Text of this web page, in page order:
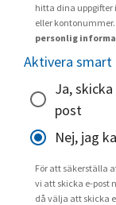
hitta dina uppgifter
eller kontonummer.
personlig
Aktivera smart
Ja,
post
Nej, jag
För att säkerställa
vi att skicka e-post
då välja att skicka